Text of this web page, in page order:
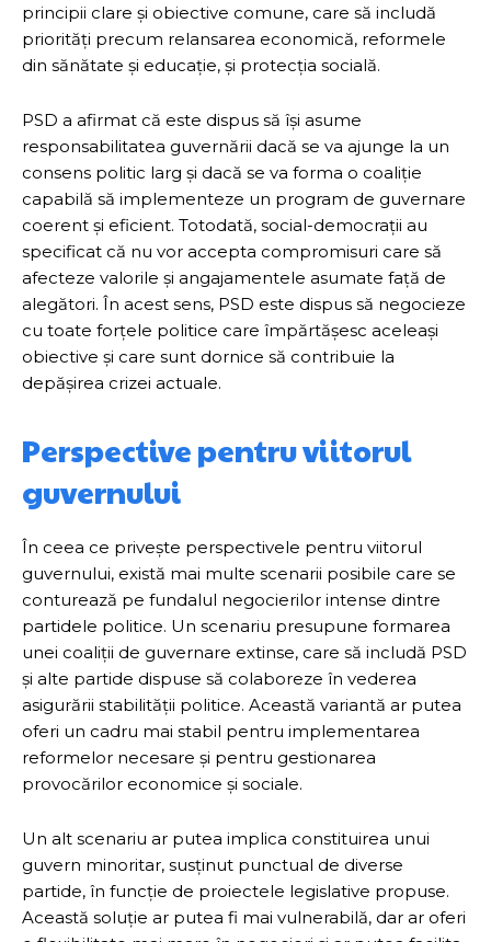
principii clare și obiective comune, care să includă
priorități precum relansarea economică, reformele
din sănătate și educație, și protecția socială.
PSD a afirmat că este dispus să își asume
responsabilitatea guvernării dacă se va ajunge la un
consens politic larg și dacă se va forma o coaliție
capabilă să implementeze un program de guvernare
coerent și eficient. Totodată, social-democrații au
specificat că nu vor accepta compromisuri care să
afecteze valorile și angajamentele asumate față de
alegători. În acest sens, PSD este dispus să negocieze
cu toate forțele politice care împărtășesc aceleași
obiective și care sunt dornice să contribuie la
depășirea crizei actuale.
Perspective pentru viitorul
guvernului
În ceea ce privește perspectivele pentru viitorul
guvernului, există mai multe scenarii posibile care se
conturează pe fundalul negocierilor intense dintre
partidele politice. Un scenariu presupune formarea
unei coaliții de guvernare extinse, care să includă PSD
și alte partide dispuse să colaboreze în vederea
asigurării stabilității politice. Această variantă ar putea
oferi un cadru mai stabil pentru implementarea
reformelor necesare și pentru gestionarea
provocărilor economice și sociale.
Un alt scenariu ar putea implica constituirea unui
guvern minoritar, susținut punctual de diverse
partide, în funcție de proiectele legislative propuse.
Această soluție ar putea fi mai vulnerabilă, dar ar oferi